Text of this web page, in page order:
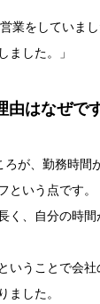
業をしていま
ました。」
由はなぜで
が、勤務時間
という点です。
く、自分の時
いうことで会
ました。